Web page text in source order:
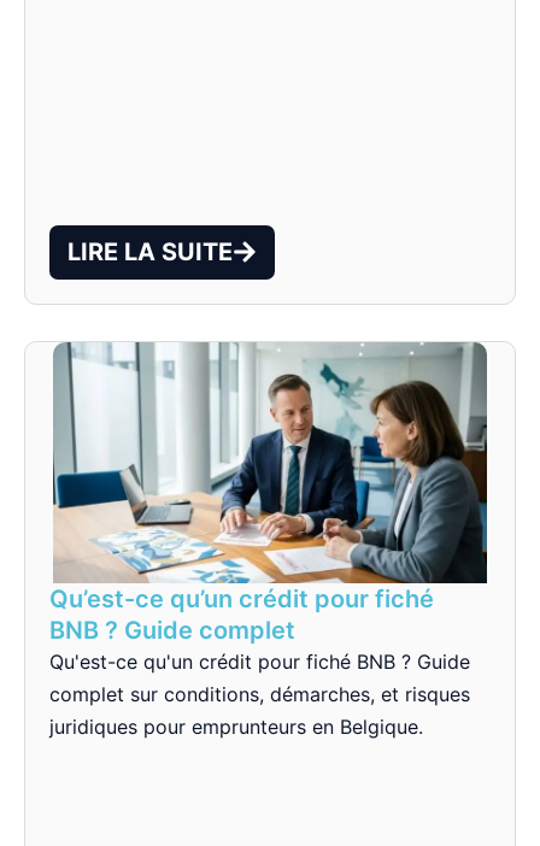
LIRE LA SUITE
Qu’est-ce qu’un crédit pour fiché
BNB ? Guide complet
Qu'est-ce qu'un crédit pour fiché BNB ? Guide
complet sur conditions, démarches, et risques
juridiques pour emprunteurs en Belgique.